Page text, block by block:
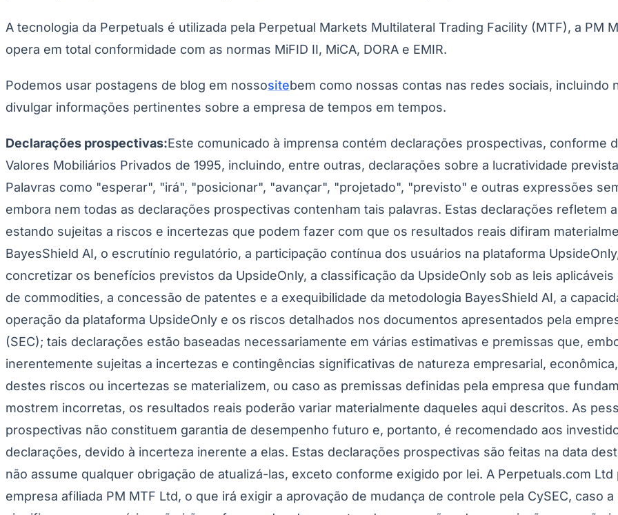
Times - Ir direto
A tecnologia da Perpetuals é utilizada pela Perpetual Markets Multilateral Trading Facility (MTF), a PM
opera em total conformidade com as normas MiFID II, MiCA, DORA e EMIR.
Podemos usar postagens de blog em nossositebem como nossas contas nas redes sociais, incluindo
divulgar informações pertinentes sobre a empresa de tempos em tempos.
Declarações prospectivas:Este comunicado à imprensa contém declarações prospectivas, conforme
Valores Mobiliários Privados de 1995, incluindo, entre outras, declarações sobre a lucratividade
Palavras como "esperar", "irá", "posicionar", "avançar", "projetado", "previsto" e outras expressões
embora nem todas as declarações prospectivas contenham tais palavras. Estas declarações refletem
estando sujeitas a riscos e incertezas que podem fazer com que os resultados reais difiram
BayesShield AI, o escrutínio regulatório, a participação contínua dos usuários na plataforma
concretizar os benefícios previstos da UpsideOnly, a classificação da UpsideOnly sob as leis
de commodities, a concessão de patentes e a exequibilidade da metodologia BayesShield AI, a
operação da plataforma UpsideOnly e os riscos detalhados nos documentos apresentados pela
(SEC); tais declarações estão baseadas necessariamente em várias estimativas e premissas que,
inerentemente sujeitas a incertezas e contingências significativas de natureza empresarial,
destes riscos ou incertezas se materializem, ou caso as premissas definidas pela empresa que
mostrem incorretas, os resultados reais poderão variar materialmente daqueles aqui descritos. As
prospectivas não constituem garantia de desempenho futuro e, portanto, é recomendado aos
declarações, devido à incerteza inerente a elas. Estas declarações prospectivas são feitas na data
não assume qualquer obrigação de atualizá-las, exceto conforme exigido por lei. A Perpetuals.com
empresa afiliada PM MTF Ltd, o que irá exigir a aprovação de mudança de controle pela CySEC, caso